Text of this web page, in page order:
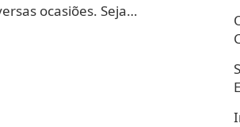
ocasiões. Seja…